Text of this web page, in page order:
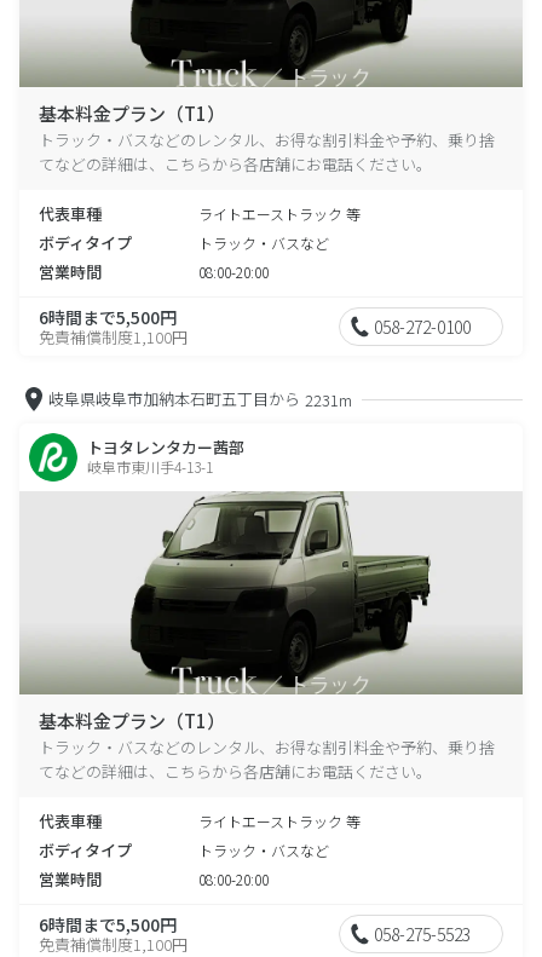
基本料金プラン（T1）
トラック・バスなどのレンタル、お得な割引料金や予約、乗り捨
てなどの詳細は、こちらから各店舗にお電話ください。
代表車種 ライトエーストラック 等
ボディタイプ トラック・バスなど
営業時間 08:00-20:00
6時間まで5,500円
免責補償制度1,100円 058-272-0100
岐阜県岐阜市加納本石町五丁目から 2231m
トヨタレンタカー茜部
岐阜市東川手4-13-1
基本料金プラン（T1）
トラック・バスなどのレンタル、お得な割引料金や予約、乗り捨
てなどの詳細は、こちらから各店舗にお電話ください。
代表車種 ライトエーストラック 等
ボディタイプ トラック・バスなど
営業時間 08:00-20:00
6時間まで5,500円
免責補償制度1,100円 058-275-5523